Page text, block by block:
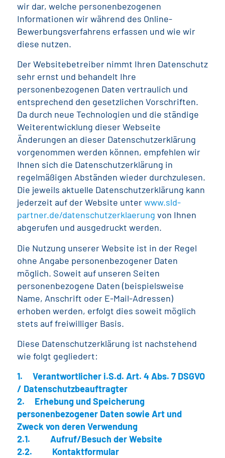
wir dar, welche personenbezogenen
Informationen wir während des Online-
Bewerbungsverfahrens erfassen und wie wir
diese nutzen.
Der Websitebetreiber nimmt Ihren Datenschutz
sehr ernst und behandelt Ihre
personenbezogenen Daten vertraulich und
entsprechend den gesetzlichen Vorschriften.
Da durch neue Technologien und die ständige
Weiterentwicklung dieser Webseite
Änderungen an dieser Datenschutzerklärung
vorgenommen werden können, empfehlen wir
Ihnen sich die Datenschutzerklärung in
regelmäßigen Abständen wieder durchzulesen.
Die jeweils aktuelle Datenschutzerklärung kann
jederzeit auf der Website unterwww.sld-
partner.de/datenschutzerklaerung von Ihnen
abgerufen und ausgedruckt werden.
Die Nutzung unserer Website ist in der Regel
ohne Angabe personenbezogener Daten
möglich. Soweit auf unseren Seiten
personenbezogene Daten (beispielsweise
Name, Anschrift oder E-Mail-Adressen)
erhoben werden, erfolgt dies soweit möglich
stets auf freiwilliger Basis.
Diese Datenschutzerklärung ist nachstehend
wie folgt gegliedert:
1. Verantwortlicher i.S.d. Art. 4 Abs. 7 DSGVO
/ Datenschutzbeauftragter
2. Erhebung und Speicherung
personenbezogener Daten sowie Art und
Zweck von deren Verwendung
2.1. Aufruf/Besuch der Website
2.2. Kontaktformular